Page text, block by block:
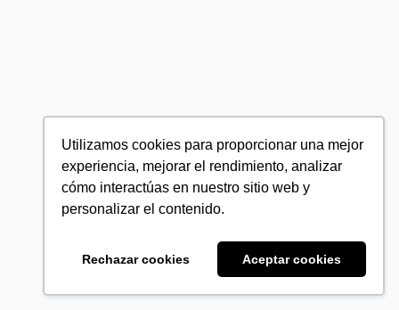
Utilizamos cookies para proporcionar una mejor
experiencia, mejorar el rendimiento, analizar
cómo interactúas en nuestro sitio web y
personalizar el contenido.
Rechazar cookies Aceptar cookies